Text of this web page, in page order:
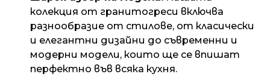
колекция от гранитогреси включва
разнообразие от стилове, от класически
и елегантни дизайни до съвременни и
модерни модели, които ще се впишат
перфектно във всяка кухня.